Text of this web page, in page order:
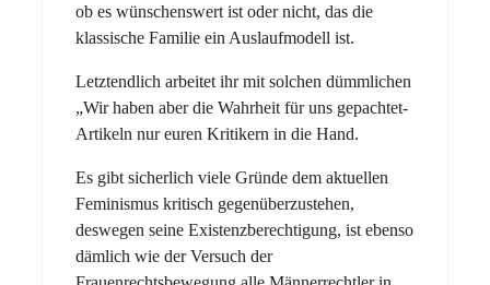
ob es wünschenswert ist oder nicht, das die
klassische Familie ein Auslaufmodell ist.
Letztendlich arbeitet ihr mit solchen dümmlichen
„Wir haben aber die Wahrheit für uns gepachtet-
Artikeln nur euren Kritikern in die Hand.
Es gibt sicherlich viele Gründe dem aktuellen
Feminismus kritisch gegenüberzustehen,
deswegen seine Existenzberechtigung, ist ebenso
dämlich wie der Versuch der